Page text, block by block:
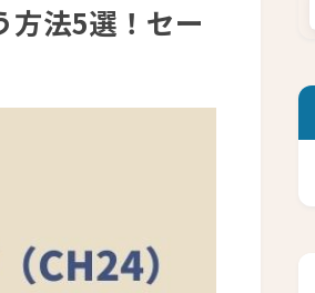
方法5選！セー